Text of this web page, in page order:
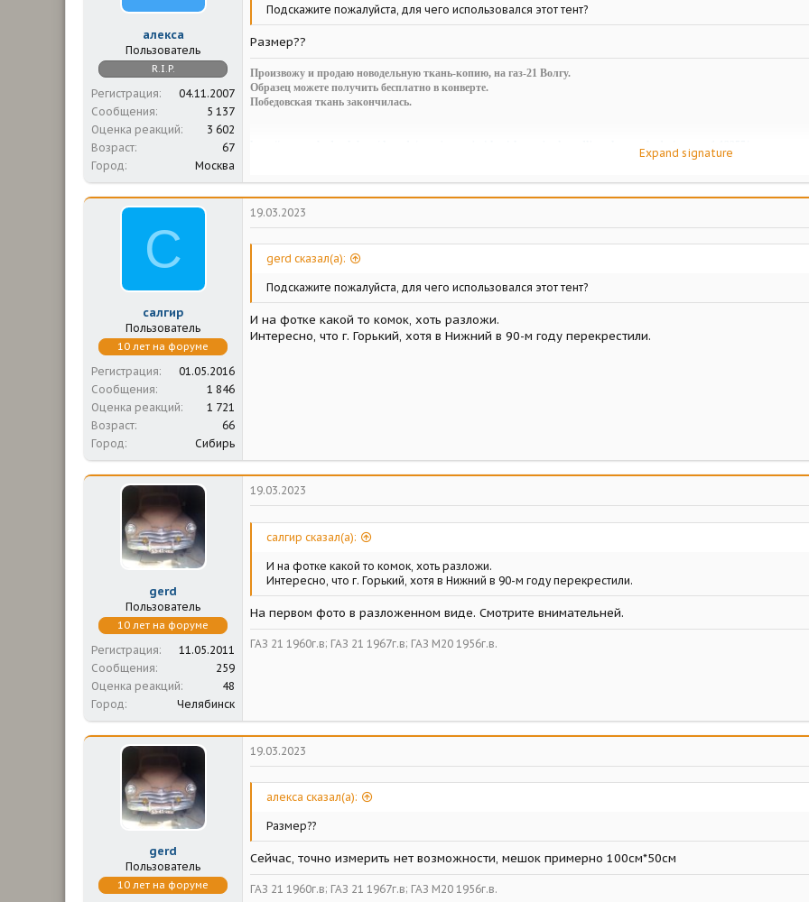
алекса
Пользователь
R.I.P.
Регистрация
04.11.2007
Сообщения
5 137
Оценка реакций
3 602
Возраст
67
Город
Москва
Подскажите пожалуйста, для чего использовался этот тент?
Размер??
Expand signature
Произвожу и продаю новодельную ткань-копию, на газ-21 Волгу.
Образец можете получить бесплатно в конверте.
Победовская ткань закончилась.
С
салгир
Пользователь
10 лет на форуме
Регистрация
01.05.2016
Сообщения
1 846
Оценка реакций
1 721
Возраст
66
Город
Сибирь
19.03.2023
gerd сказал(а):
Подскажите пожалуйста, для чего использовался этот тент?
И на фотке какой то комок, хоть разложи.
Интересно, что г. Горький, хотя в Нижний в 90-м году перекрестили.
gerd
Пользователь
10 лет на форуме
Регистрация
11.05.2011
Сообщения
259
Оценка реакций
48
Город
Челябинск
19.03.2023
салгир сказал(а):
И на фотке какой то комок, хоть разложи.
Интересно, что г. Горький, хотя в Нижний в 90-м году перекрестили.
На первом фото в разложенном виде. Смотрите внимательней.
ГАЗ 21 1960г.в; ГАЗ 21 1967г.в; ГАЗ М20 1956г.в.
gerd
Пользователь
10 лет на форуме
19.03.2023
алекса сказал(а):
Размер??
Сейчас, точно измерить нет возможности, мешок примерно 100см*50см
ГАЗ 21 1960г.в; ГАЗ 21 1967г.в; ГАЗ М20 1956г.в.